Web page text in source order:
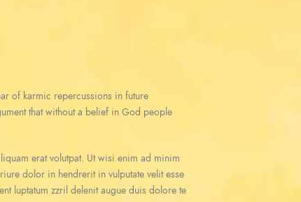
of karmic repercussions in future
that without a belief in God people
erat volutpat. Ut wisi enim ad minim
dolor in hendrerit in vulputate velit esse
luptatum zzril delenit augue duis dolore te